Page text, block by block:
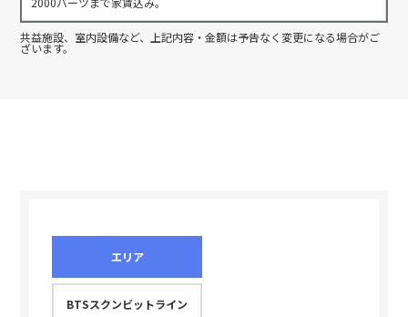
共益施設、室内設備など、上記内容・金額は予告なく変更になる場合がご
ざいます。
エリア
BTSスクンビットライン